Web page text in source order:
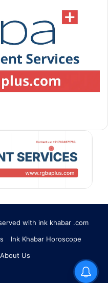
with ink khabar .com
Ink Khabar Horoscope
About Us